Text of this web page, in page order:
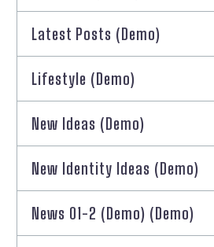
Latest Posts (Demo)
Lifestyle (Demo)
New Ideas (Demo)
New Identity Ideas (Demo)
News 01-2 (Demo) (Demo)